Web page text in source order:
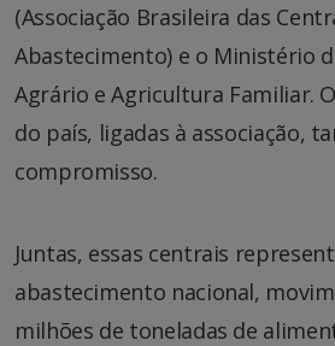
(Associação Brasileira das
Abastecimento) e o Ministério
Agrário e Agricultura Familiar.
do país, ligadas à associação,
compromisso.
Juntas, essas centrais
abastecimento nacional,
milhões de toneladas de